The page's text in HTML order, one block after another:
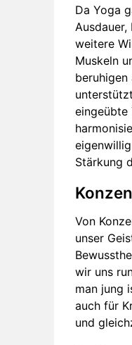
Da Yoga
weitere
Muskeln
eingeübte
Stärkung
Von
unser
wir uns
man jung
auch für
und